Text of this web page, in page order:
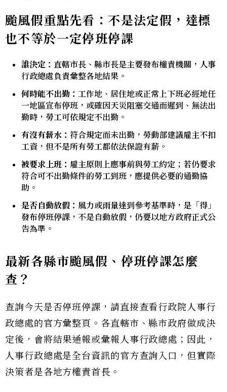
颱風假重點先看：不是法定假，達標
也不等於一定停班停課
誰決定： 直轄市長、縣市長是主要發布權責機關，人事
行政總處負責彙整各地結果。
何時能不出勤： 工作地、居住地或正常上下班必經地任
一地區宣布停班，或確因天災阻塞交通而遲到、無法出
勤時，勞工可依規定不出勤。
有沒有薪水： 符合規定而未出勤，勞動部建議雇主不扣
工資，但不是所有勞工都依法保證有薪。
被要求上班： 雇主原則上應事前與勞工約定；若仍要求
符合可不出勤條件的勞工到班，應提供必要的通勤協
助。
是否自動放假： 風力或雨量達到參考基準時，是「得」
發布停班停課，不是自動放假，仍要以地方政府正式公
告為準。
最新各縣市颱風假、停班停課怎麼
查？
查詢今天是否停班停課，請直接查看行政院人事行
政總處的官方彙整頁。各直轄市、縣市政府做成決
定後，會將結果通報或彙報人事行政總處；因此，
人事行政總處是全台資訊的官方查詢入口，但實際
決策者是各地方權責首長。